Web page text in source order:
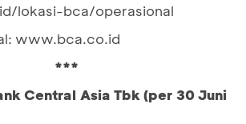
lokasi-bca/operasional
www.bca.co.id
***
Central Asia Tbk (per 30 Juni